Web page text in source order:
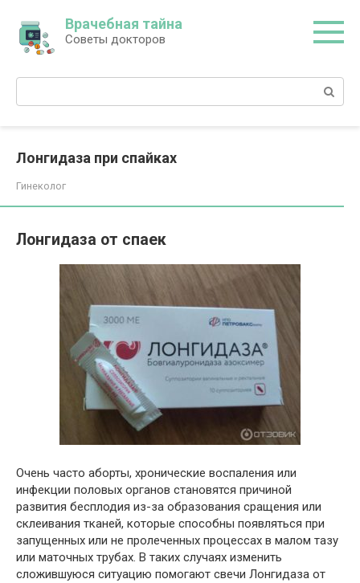
контенту
Врачебная тайна
Советы докторов
Поиск:
Лонгидаза при спайках
Гинеколог
Лонгидаза от спаек
Очень часто аборты, хронические воспаления или
инфекции половых органов становятся причиной
развития бесплодия из-за образования сращения или
склеивания тканей, которые способны появляться при
запущенных или не пролеченных процессах в малом тазу
или маточных трубах. В таких случаях изменить
сложившуюся ситуацию помогают свечи Лонгидаза от